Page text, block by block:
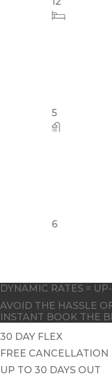
DYNAMIC RATES =
AVOID THE HASSLE
INSTANT BOOK THE
30 DAY FLEX
FREE CANCELLATION
UP TO 30 DAYS OUT